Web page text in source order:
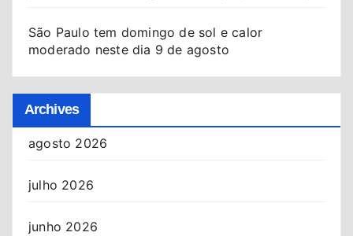
São Paulo tem domingo de sol e calor
moderado neste dia 9 de agosto
Archives
agosto 2026
julho 2026
junho 2026